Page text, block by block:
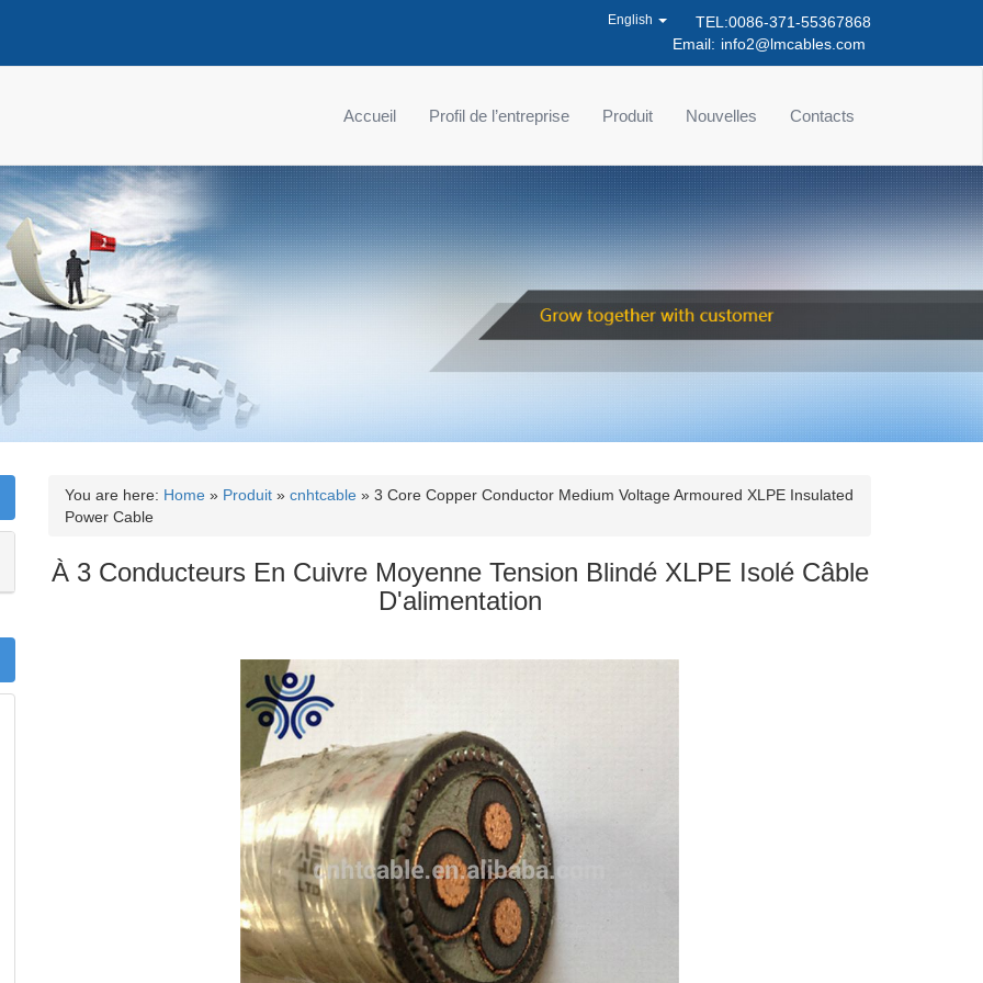
TEL:0086-371-55367868
Email: info2@lmcables.com
English
Accueil Profil de l’entreprise Produit Nouvelles Contacts
You are here: Home » Produit » cnhtcable » 3 Core Copper Conductor Medium Voltage Armoured XLPE Insulated
Power Cable
À 3 Conducteurs En Cuivre Moyenne Tension Blindé XLPE Isolé Câble
D'alimentation